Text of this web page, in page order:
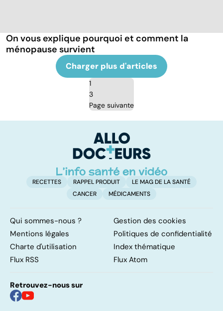
On vous explique pourquoi et comment la
ménopause survient
Charger plus d'articles
1
3
Page suivante
RECETTES RAPPEL PRODUIT
LE MAG DE LA SANTÉ
CANCER
MÉDICAMENTS
Qui sommes-nous ?
Gestion des cookies
Mentions légales
Politiques de confidentialité
Charte d'utilisation
Index thématique
Flux RSS
Flux Atom
Retrouvez-nous sur